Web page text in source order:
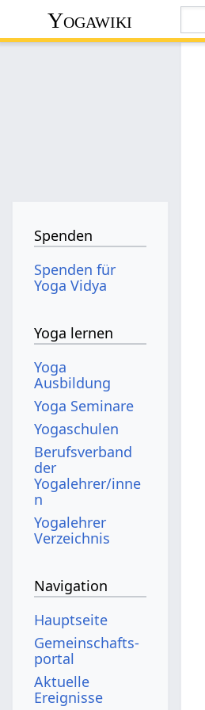
Yogawiki
Spenden
Spenden für
Yoga Vidya
Yoga lernen
Yoga
Ausbildung
Yoga Seminare
Yogaschulen
Berufsverband
der
Yogalehrer/inne
n
Yogalehrer
Verzeichnis
Navigation
Hauptseite
Gemeinschafts­
portal
Aktuelle
Ereignisse